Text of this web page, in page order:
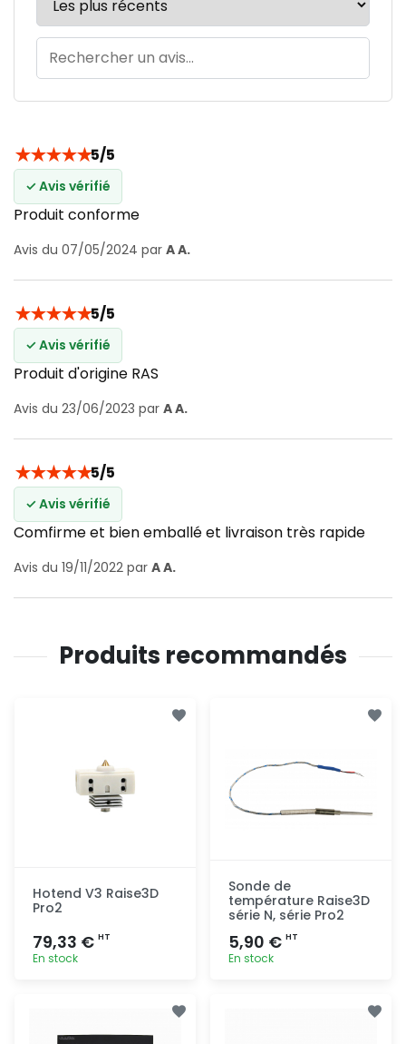
★★★★★5/5
✓ Avis vérifié
Produit conforme
Avis du 07/05/2024 par A A.
★★★★★5/5
✓ Avis vérifié
Produit d'origine RAS
Avis du 23/06/2023 par A A.
★★★★★5/5
✓ Avis vérifié
Comfirme et bien emballé et livraison très rapide
Avis du 19/11/2022 par A A.
Produits recommandés
Hotend V3 Raise3D
Pro2
79,33 € HT
En stock
Sonde de
température Raise3D
série N, série Pro2
5,90 € HT
En stock